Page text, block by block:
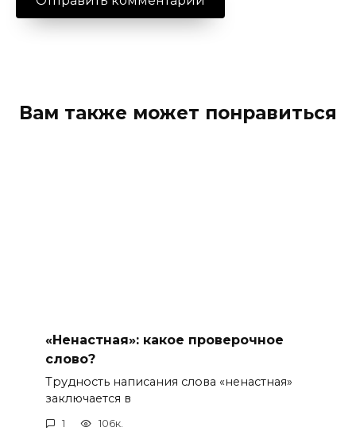
Вам также может понравиться
«Ненастная»: какое проверочное
слово?
Трудность написания слова «ненастная»
заключается в
1 106к.